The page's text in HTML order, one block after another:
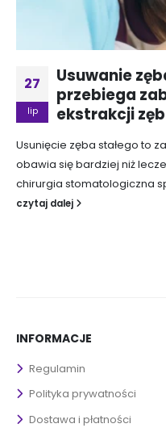
27
lip
Usuwanie
przebiega
ekstrakcji
Usunięcie zęba stałego to
obawia się bardziej niż
chirurgia stomatologiczna
czytaj dalej
INFORMACJE
Regulamin
Polityka prywatności
Dostawa i płatności